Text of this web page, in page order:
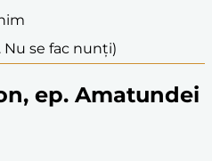
Nu se fac nunți)
ep. Amatundei